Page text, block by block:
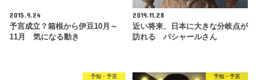
2015.9.24
予言成立？箱根から伊豆10月～
11月 気になる動き
2019.11.28
近い将来、日本に大きな分岐点が
訪れる バシャールさん
予知・予言 予知・予言